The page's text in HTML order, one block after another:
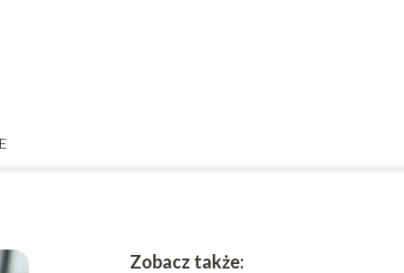
Zobacz także: